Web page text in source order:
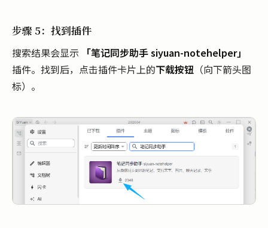
步骤 5：找到插件
搜索结果会显示
「笔记同步助手 siyuan-notehelper」
插件。找到后，点击插件卡片上的下载按钮 （向下箭头图
标）。